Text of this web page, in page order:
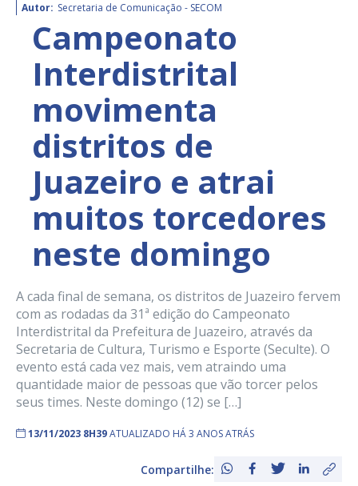
Autor: Secretaria de Comunicação - SECOM
Campeonato
Interdistrital
movimenta
distritos de
Juazeiro e atrai
muitos torcedores
neste domingo
A cada final de semana, os distritos de Juazeiro fervem
com as rodadas da 31ª edição do Campeonato
Interdistrital da Prefeitura de Juazeiro, através da
Secretaria de Cultura, Turismo e Esporte (Seculte). O
evento está cada vez mais, vem atraindo uma
quantidade maior de pessoas que vão torcer pelos
seus times. Neste domingo (12) se […]
13/11/2023 8H39ATUALIZADO HÁ 3 ANOS ATRÁS
Compartilhe: